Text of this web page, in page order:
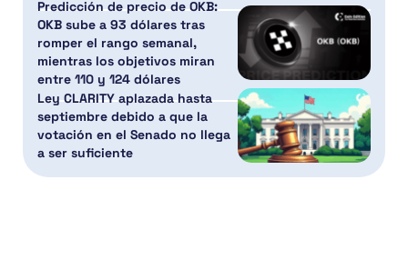
Predicción de precio de OKB:
OKB sube a 93 dólares tras
romper el rango semanal,
mientras los objetivos miran
entre 110 y 124 dólares
Ley CLARITY aplazada hasta
septiembre debido a que la
votación en el Senado no llega
a ser suficiente